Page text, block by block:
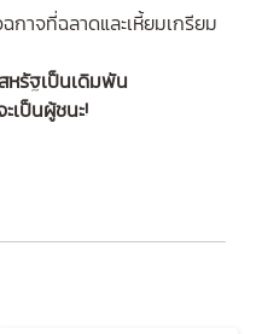
กาจที่ฉลาดและเหี้ยมเกรียม
หรัฐเป็นเดิมพัน
เป็นผู้ชนะ!